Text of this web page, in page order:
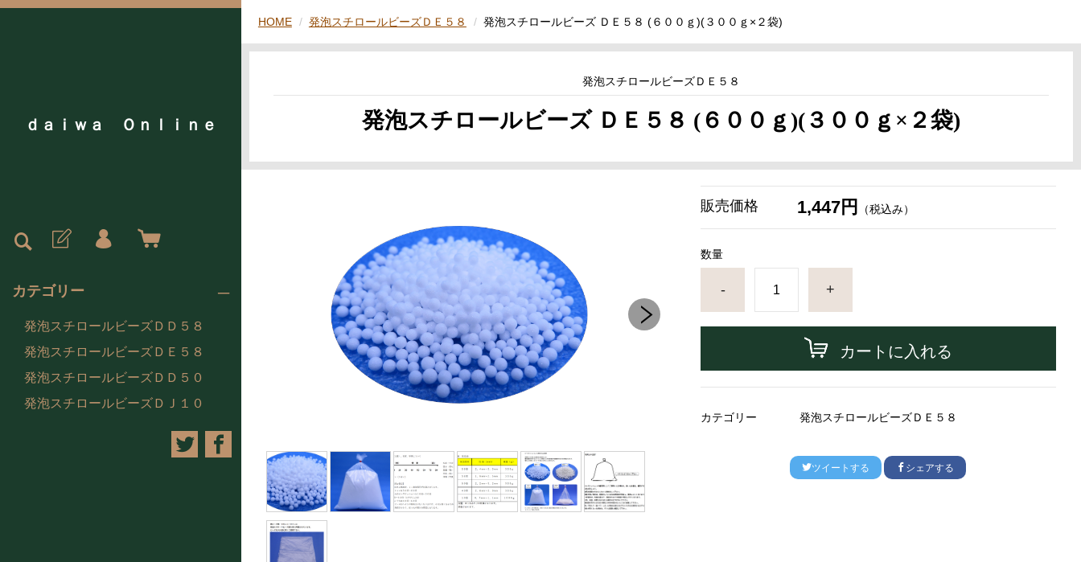
ｄａｉｗａ Ｏｎｌｉｎｅ
カテゴリー
発泡スチロールビーズＤＤ５８
発泡スチロールビーズＤＥ５８
発泡スチロールビーズＤＤ５０
発泡スチロールビーズＤＪ１０
HOME 発泡スチロールビーズＤＥ５８ 発泡スチロールビーズ ＤＥ５８ (６００ｇ)(３００ｇ×２袋)
発泡スチロールビーズＤＥ５８
発泡スチロールビーズ ＤＥ５８ (６００ｇ)(３００ｇ×２袋)
販売価格 1,447円 （税込み）
数量
- +
カートに入れる
カテゴリー 発泡スチロールビーズＤＥ５８
ツイートする シェアする